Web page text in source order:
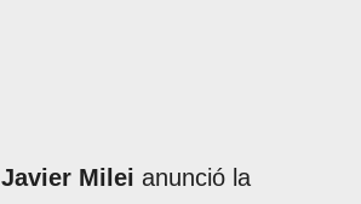
Javier Milei anunció la